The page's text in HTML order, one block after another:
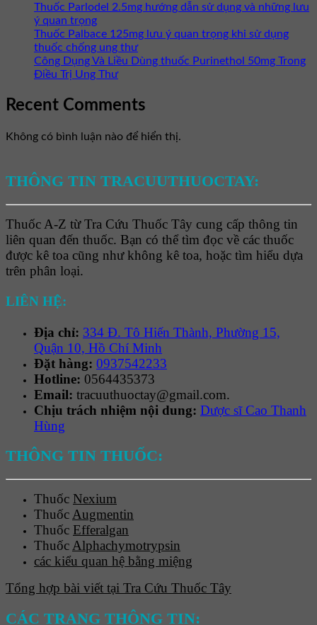
Thuốc Parlodel 2.5mg hướng dẫn sử dụng và những lưu
ý quan trọng
Thuốc Palbace 125mg lưu ý quan trọng khi sử dụng
thuốc chống ung thư
Công Dụng Và Liều Dùng thuốc Purinethol 50mg Trong
Điều Trị Ung Thư
Recent Comments
Không có bình luận nào để hiển thị.
THÔNG TIN TRACUUTHUOCTAY:
Thuốc A-Z từ Tra Cứu Thuốc Tây cung cấp thông tin
liên quan đến thuốc. Bạn có thể tìm đọc về các thuốc
được kê toa cũng như không kê toa, hoặc tìm hiểu dựa
trên phân loại.
LIÊN HỆ:
Địa chỉ: 334 Đ. Tô Hiến Thành, Phường 15,
Quận 10, Hồ Chí Minh
Đặt hàng: 0937542233
Hotline: 0564435373
Email: tracuuthuoctay@gmail.com.
Chịu trách nhiệm nội dung: Dược sĩ Cao Thanh
Hùng
THÔNG TIN THUỐC:
Thuốc Nexium
Thuốc Augmentin
Thuốc Efferalgan
Thuốc Alphachymotrypsin
các kiểu quan hệ bằng miệng
Tổng hợp bài viết tại Tra Cứu Thuốc Tây
CÁC TRANG THÔNG TIN: